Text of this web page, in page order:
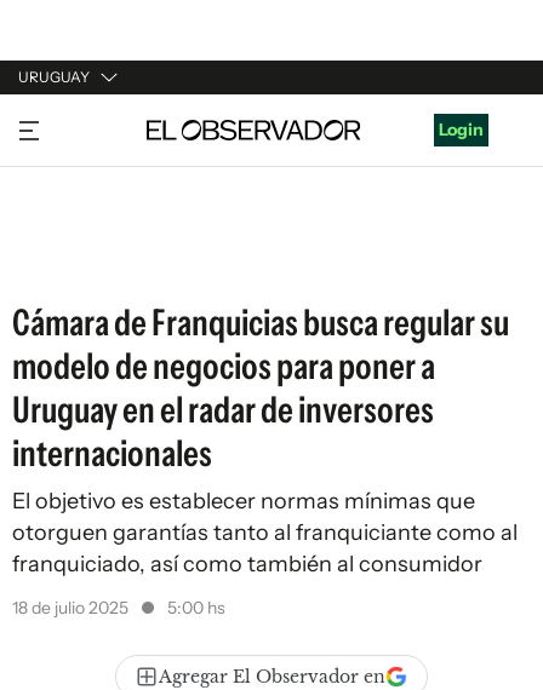
URUGUAY
URUGUAY
ARGENTINA
Login
Cámara de Franquicias busca regular su
modelo de negocios para poner a
Uruguay en el radar de inversores
internacionales
El objetivo es establecer normas mínimas que
otorguen garantías tanto al franquiciante como al
franquiciado, así como también al consumidor
18 de julio 2025 5:00 hs
Agregar El Observador en